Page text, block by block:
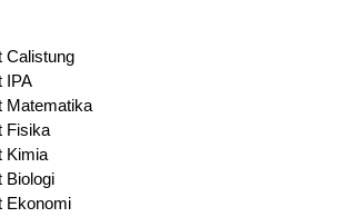
Calistung
IPA
Matematika
Fisika
Kimia
Biologi
Ekonomi